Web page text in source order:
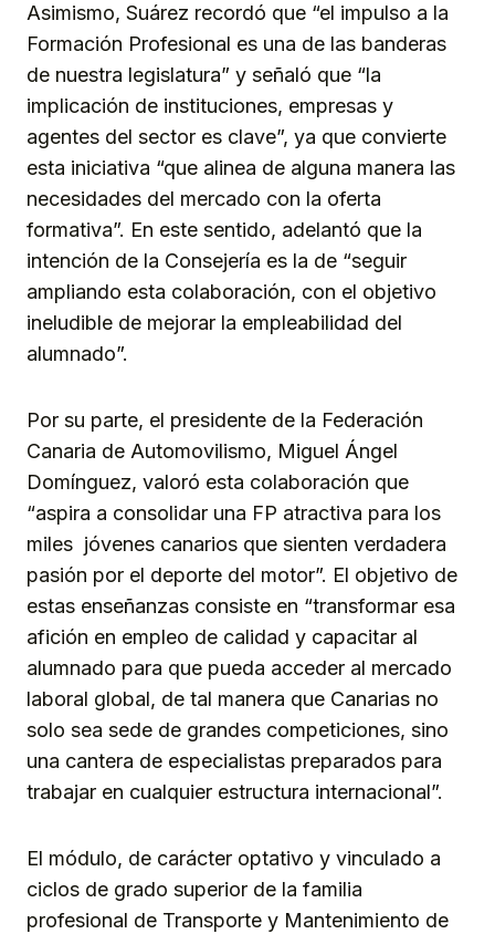
Asimismo, Suárez recordó que “el impulso a la
Formación Profesional es una de las banderas
de nuestra legislatura” y señaló que “la
implicación de instituciones, empresas y
agentes del sector es clave”, ya que convierte
esta iniciativa “que alinea de alguna manera las
necesidades del mercado con la oferta
formativa”. En este sentido, adelantó que la
intención de la Consejería es la de “seguir
ampliando esta colaboración, con el objetivo
ineludible de mejorar la empleabilidad del
alumnado”.
Por su parte, el presidente de la Federación
Canaria de Automovilismo, Miguel Ángel
Domínguez, valoró esta colaboración que
“aspira a consolidar una FP atractiva para los
miles jóvenes canarios que sienten verdadera
pasión por el deporte del motor”. El objetivo de
estas enseñanzas consiste en “transformar esa
afición en empleo de calidad y capacitar al
alumnado para que pueda acceder al mercado
laboral global, de tal manera que Canarias no
solo sea sede de grandes competiciones, sino
una cantera de especialistas preparados para
trabajar en cualquier estructura internacional”.
El módulo, de carácter optativo y vinculado a
ciclos de grado superior de la familia
profesional de Transporte y Mantenimiento de